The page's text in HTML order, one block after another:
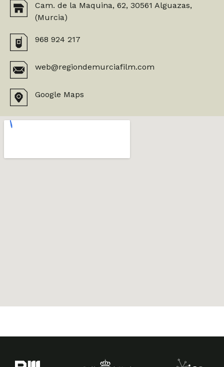
Cam. de la Maquina, 62, 30561 Alguazas,
(Murcia)
968 924 217
web@regiondemurciafilm.com
Google Maps